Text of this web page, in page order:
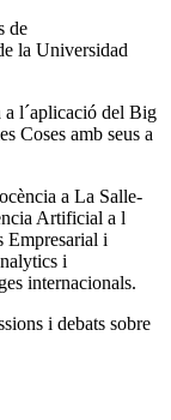
de
la Universidad
l´aplicació del Big
Coses amb seus a
a La Salle-
Artificial a l
Empresarial i
i
internacionals.
i debats sobre